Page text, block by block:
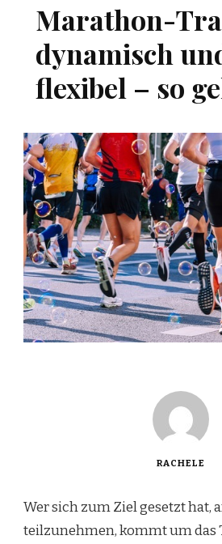
Marathon-
dynamisch
flexibel – so
RACHELE
Wer sich zum Ziel gesetzt hat,
teilzunehmen, kommt um das